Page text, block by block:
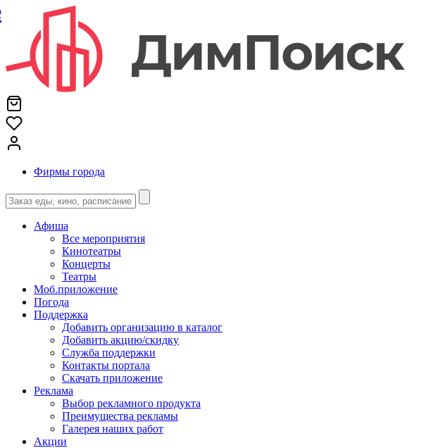
Фирмы города
Афиша
Все мероприятия
Кинотеатры
Концерты
Театры
Моб.приложение
Погода
Поддержка
Добавить организацию в каталог
Добавить акцию/скидку
Служба поддержки
Контакты портала
Скачать приложение
Реклама
Выбор рекламного продукта
Преимущества рекламы
Галерея наших работ
Акции